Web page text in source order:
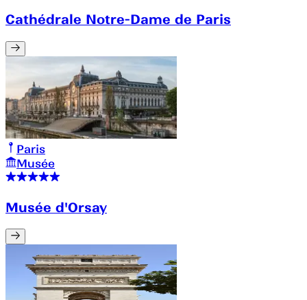
Cathédrale Notre-Dame de Paris
Paris
Musée
Musée d'Orsay